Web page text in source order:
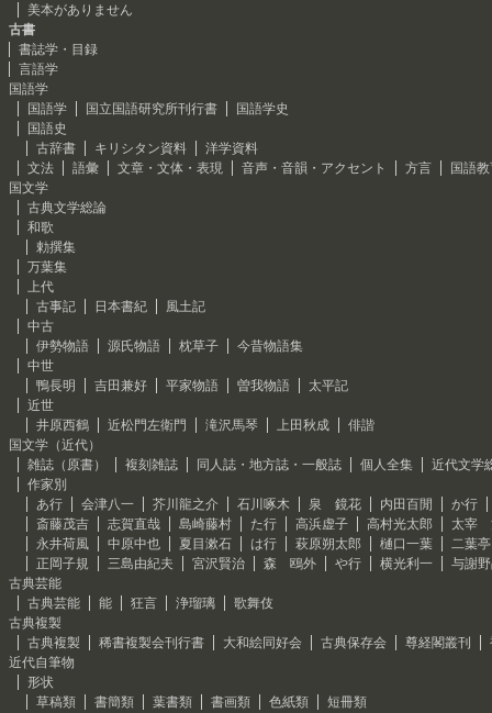
美本がありません
古書
書誌学・目録
言語学
国語学
国語学
国立国語研究所刊行書
国語学史
国語史
古辞書
キリシタン資料
洋学資料
文法
語彙 文章・文体・表現 音声・音韻・アクセント 方言
国語
国文学
古典文学総論
和歌
勅撰集
万葉集
上代
古事記
日本書紀
風土記
中古
伊勢物語
源氏物語 枕草子
今昔物語集
中世
鴨長明
吉田兼好 平家物語 曽我物語
太平記
近世
井原西鶴
近松門左衛門 滝沢馬琴 上田秋成
俳諧
国文学（近代）
雑誌（原書）
複刻雑誌 同人誌・地方誌・一般誌 個人全集
近代文学
作家別
あ行
会津八一 芥川龍之介 石川啄木 泉 鏡花 内田百閒
か行
斎藤茂吉
志賀直哉 島崎藤村 た行 高浜虚子 高村光太郎
太宰
永井荷風
中原中也 夏目漱石 は行 萩原朔太郎 樋口一葉
二葉
正岡子規
三島由紀夫 宮沢賢治 森 鴎外 や行 横光利一
与謝
古典芸能
古典芸能
能 狂言 浄瑠璃
歌舞伎
古典複製
古典複製
稀書複製会刊行書 大和絵同好会 古典保存会 尊経閣叢刊
近代自筆物
形状
草稿類
書簡類 葉書類 書画類 色紙類
短冊類